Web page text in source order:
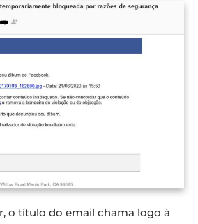
o título do email chama logo à